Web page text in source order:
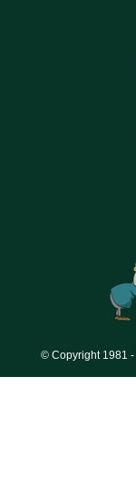
© Copyright 1981 -